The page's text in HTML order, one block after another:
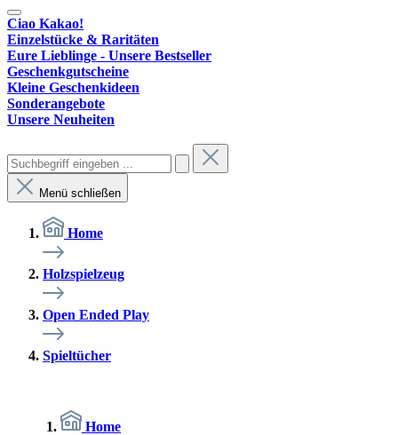
Ciao Kakao!
Einzelstücke & Raritäten
Eure Lieblinge - Unsere Bestseller
Geschenkgutscheine
Kleine Geschenkideen
Sonderangebote
Unsere Neuheiten
Menü schließen
Home
Holzspielzeug
Open Ended Play
Spieltücher
Home